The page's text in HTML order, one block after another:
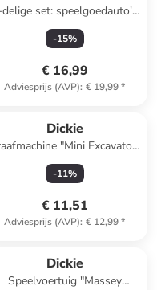
set: speelgoedauto's
meerkleurig - vanaf
3 jaar
-15%
€ 16,99
Adviesprijs (AVP): € 19,99*
Dickie
"Mini Excavator"
op afstandbestuursbaar, met
snoer - vanaf 3 jaar
-11%
€ 11,51
Adviesprijs (AVP): € 12,99*
Dickie
Speelvoertuig "Massey